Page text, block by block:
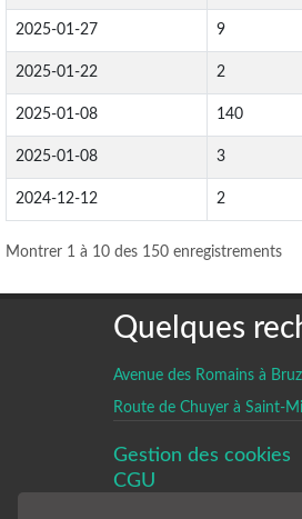
2025-01-27 9
2025-01-22 2
2025-01-08 140
2025-01-08 3
2024-12-12 2
Montrer 1 à 10 des 150 enregistrements
Quelques
Avenue des Romains à Bruz
Route de Chuyer à Saint-
Gestion des cookies
CGU